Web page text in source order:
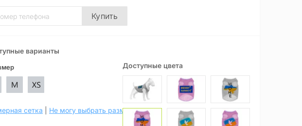
Купить
Доступные цвета
варианты
сетка Не могу выбрать размер